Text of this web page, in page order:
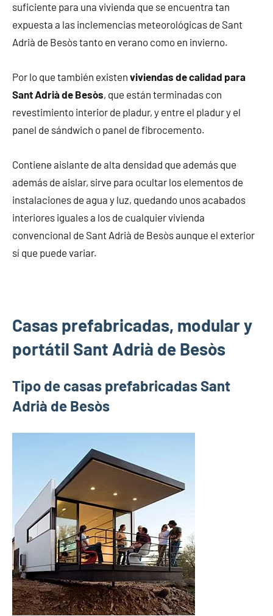
suficiente para una vivienda que se encuentra tan
expuesta a las inclemencias meteorológicas de Sant
Adrià de Besòs tanto en verano como en invierno.
Por lo que también existen viviendas de calidad para
Sant Adrià de Besòs, que están terminadas con
revestimiento interior de pladur, y entre el pladur y el
panel de sándwich o panel de fibrocemento.
Contiene aislante de alta densidad que además que
además de aislar, sirve para ocultar los elementos de
instalaciones de agua y luz, quedando unos acabados
interiores iguales a los de cualquier vivienda
convencional de Sant Adrià de Besòs aunque el exterior
sí que puede variar.
Casas prefabricadas, modular y
portátil Sant Adrià de Besòs
Tipo de casas prefabricadas Sant
Adrià de Besòs